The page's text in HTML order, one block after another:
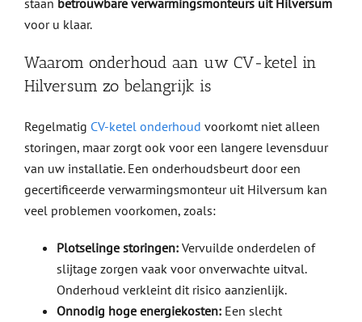
staan betrouwbare verwarmingsmonteurs uit Hilversum
voor u klaar.
Waarom onderhoud aan uw CV-ketel in
Hilversum zo belangrijk is
Regelmatig CV-ketel onderhoud voorkomt niet alleen
storingen, maar zorgt ook voor een langere levensduur
van uw installatie. Een onderhoudsbeurt door een
gecertificeerde verwarmingsmonteur uit Hilversum kan
veel problemen voorkomen, zoals:
Plotselinge storingen:Vervuilde onderdelen of
slijtage zorgen vaak voor onverwachte uitval.
Onderhoud verkleint dit risico aanzienlijk.
Onnodig hoge energiekosten:Een slecht